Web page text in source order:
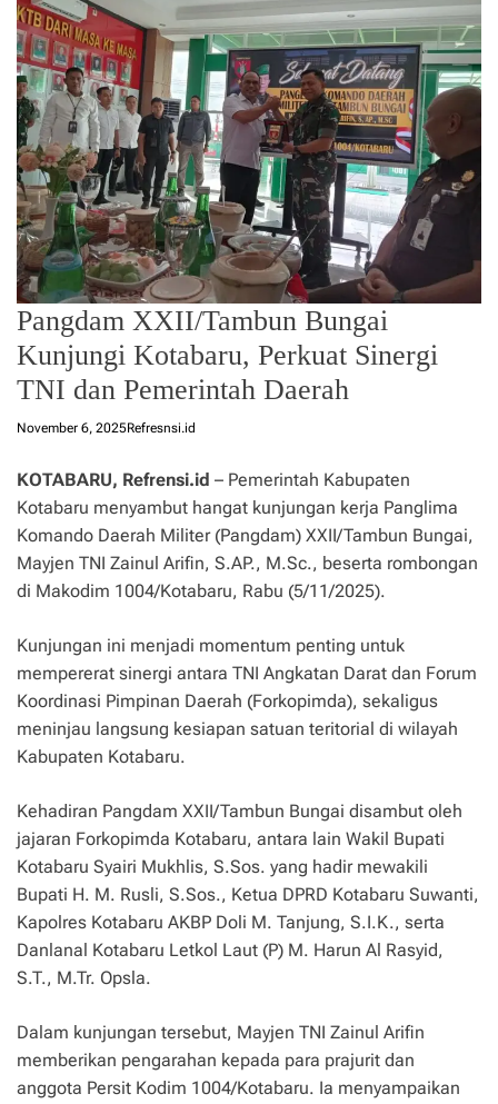
Pangdam XXII/Tambun Bungai
Kunjungi Kotabaru, Perkuat Sinergi
TNI dan Pemerintah Daerah
November 6, 2025Refresnsi.id
KOTABARU, Refrensi.id – Pemerintah Kabupaten
Kotabaru menyambut hangat kunjungan kerja Panglima
Komando Daerah Militer (Pangdam) XXII/Tambun Bungai,
Mayjen TNI Zainul Arifin, S.AP., M.Sc., beserta rombongan
di Makodim 1004/Kotabaru, Rabu (5/11/2025).
Kunjungan ini menjadi momentum penting untuk
mempererat sinergi antara TNI Angkatan Darat dan Forum
Koordinasi Pimpinan Daerah (Forkopimda), sekaligus
meninjau langsung kesiapan satuan teritorial di wilayah
Kabupaten Kotabaru.
Kehadiran Pangdam XXII/Tambun Bungai disambut oleh
jajaran Forkopimda Kotabaru, antara lain Wakil Bupati
Kotabaru Syairi Mukhlis, S.Sos. yang hadir mewakili
Bupati H. M. Rusli, S.Sos., Ketua DPRD Kotabaru Suwanti,
Kapolres Kotabaru AKBP Doli M. Tanjung, S.I.K., serta
Danlanal Kotabaru Letkol Laut (P) M. Harun Al Rasyid,
S.T., M.Tr. Opsla.
Dalam kunjungan tersebut, Mayjen TNI Zainul Arifin
memberikan pengarahan kepada para prajurit dan
anggota Persit Kodim 1004/Kotabaru. Ia menyampaikan